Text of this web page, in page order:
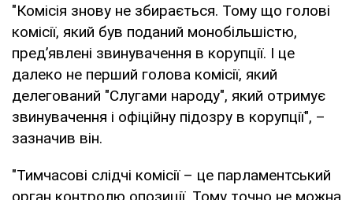
"Комісія знову не збирається. Тому що голові
комісії, який був поданий монобільшістю,
пред’явлені звинувачення в корупції. І це
далеко не перший голова комісії, який
делегований "Слугами народу", який отримує
звинувачення і офіційну підозру в корупції", –
зазначив він.
"Тимчасові слідчі комісії – це парламентський
орган контролю опозиції. Тому точно не можна